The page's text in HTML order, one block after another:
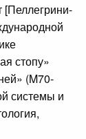
стопу»
(M70-
системы и